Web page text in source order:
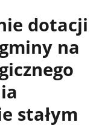
dotacji
na
stałym